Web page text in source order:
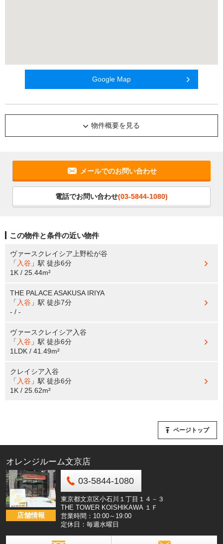
Google Map
物件概要を見る
メールでのお問い合わせ
電話でお問い合わせ(03-5844-1080)
この物件と条件の近い物件
ヴァースクレイシア上野松が谷
「 入谷 」駅 徒歩6分
1K / 25.44m²
THE PALACE ASAKUSA IRIYA
「 入谷 」駅 徒歩7分
- / -
ヴァースクレイシア入谷
「 入谷 」駅 徒歩6分
1LDK / 41.49m²
クレイシア入谷
「 入谷 」駅 徒歩6分
1K / 25.62m²
ページトップ
オレンジルーム文京店
店舗情報
03-5844-1080
東京都文京区小石川１丁目１４－３
THE TOWER KOISHIKAWA １Ｆ
営業時間：10:00～19:00
定休日：毎週水曜日